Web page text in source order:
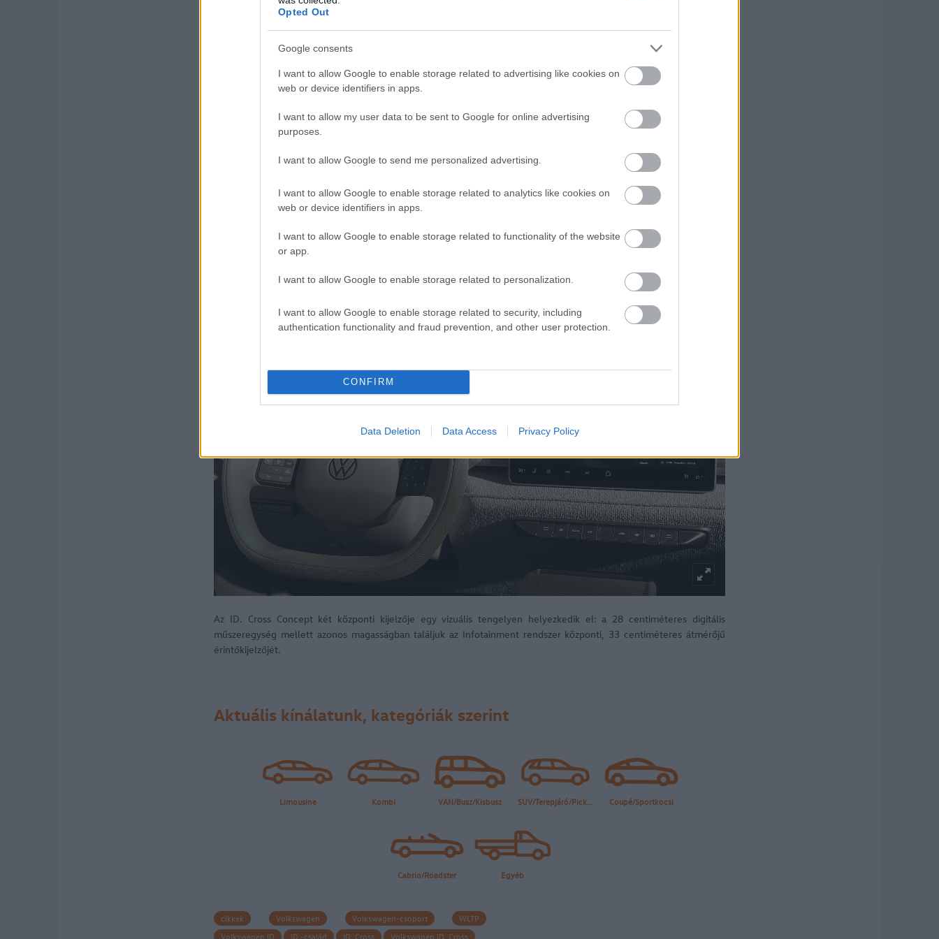
Opted Out
Google consents
I want to allow Google to enable storage related to advertising like cookies on
web or device identifiers in apps.
I want to allow my user data to be sent to Google for online advertising
purposes.
I want to allow Google to send me personalized advertising.
I want to allow Google to enable storage related to analytics like cookies on
web or device identifiers in apps.
I want to allow Google to enable storage related to functionality of the website
or app.
I want to allow Google to enable storage related to personalization.
I want to allow Google to enable storage related to security, including
authentication functionality and fraud prevention, and other user protection.
CONFIRM
Data Deletion Data Access Privacy Policy
A tanulmánymodell egy újonnan kifejlesztett, csúcstechnológiás hajtásrendszert kapott. Az első tengelyrendszerbe
integrált teljesítményelektronikával együtt dolgozó villanymotor a szendvicspadlóba laposan beépített
nagyfeszültségű akkumulátortól kapja az energiát.
A 175 kilométeres végsebességű jármű villanymotorjának teljesítménye 155 kW (211 LE), és az első kerekeket
kompakt életstílus-lakóautók rajongói számára is fontos: a vonóhorog 75 kilogrammos függőleges terhelésre van
méretezve – ez bőven elegendő két e-bike szállításához. Az autó megengedett legnagyobb vontatható tömege
1200 kilogramm.
Az ID. Cross Concept két központi kijelzője egy vizuális tengelyen helyezkedik el: a 28 centiméteres digitális
műszeregység mellett azonos magasságban találjuk az Infotainment rendszer központi, 33 centiméteres átmérőjű
érintőkijelzőjét.
Aktuális kínálatunk, kategóriák szerint
cikkek Volkswagen Volkswagen-csoport
WLTP
Volkswagen ID
ID.-család ID. Cross Volkswagen ID. Cross